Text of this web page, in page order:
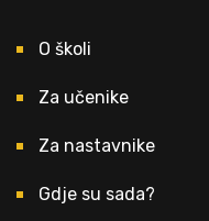
O školi
Za učenike
Za nastavnike
Gdje su sada?